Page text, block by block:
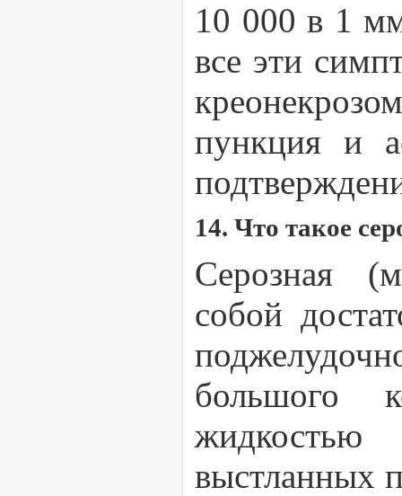
10 000 в 1
все эти
пункция и
14. Что такое
Серозная
собой
большого
выстланных